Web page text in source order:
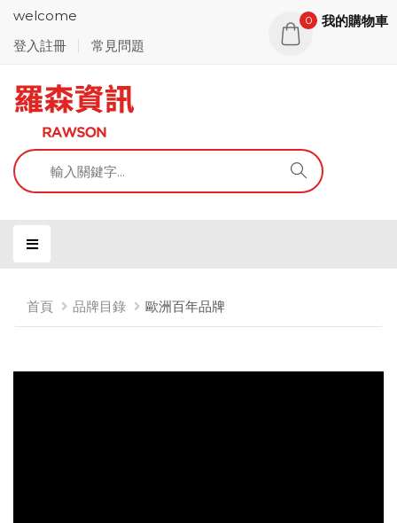
welcome
登入註冊
常見問題
0 我的購物車
首頁 品牌目錄 歐洲百年品牌